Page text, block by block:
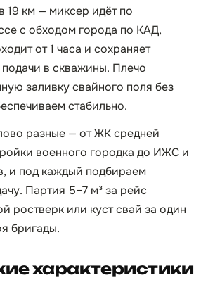
19 км — миксер идёт по
с обходом города по КАД,
от 1 часа и сохраняет
в скважины. Плечо
заливку свайного поля без
стабильно.
разные — от ЖК средней
военного городка до ИЖС и
и под каждый подбираем
Партия 5–7 м³ за рейс
ростверк или куст свай за один
бригады.
характеристики